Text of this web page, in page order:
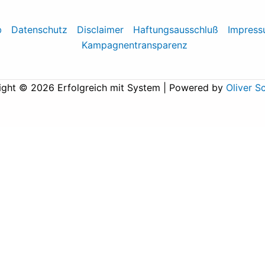
Datenschutz Disclaimer Haftungsausschluß
Kampagnentransparenz
© 2026 Erfolgreich mit System | Powered by Oliver